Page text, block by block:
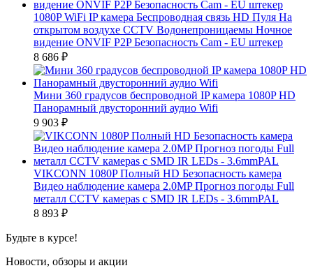
1080P WiFi IP камера Беспроводная связь HD Пуля На
открытом воздухе CCTV Водонепроницаемы Ночное
видение ONVIF P2P Безопасность Cam - EU штекер
8 686 ₽
Мини 360 градусов беспроводной IP камера 1080P HD
Панорамный двусторонний аудио Wifi
9 903 ₽
VIKCONN 1080P Полный HD Безопасность камера
Видео наблюдение камера 2.0MP Прогноз погоды Full
металл CCTV камераs с SMD IR LEDs - 3.6mmPAL
8 893 ₽
Будьте в курсе!
Новости, обзоры и акции